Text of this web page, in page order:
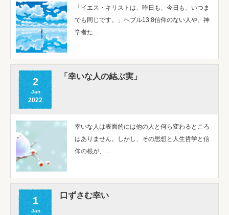
「イエス・キリストは、昨日も、今日も、いつま
でも同じです。」ヘブル13:8信仰のない人や、神
学者た…
2
Jan
2022
「幸いな人の結ぶ実」
幸いな人は表面的には他の人と何ら変わるところ
はありません。しかし、その思想と人生哲学と信
仰の根が、…
1
Jan
口ずさむ幸い